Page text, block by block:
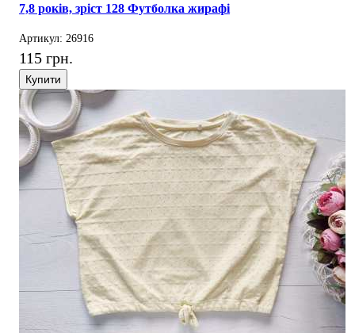
7,8 років, зріст 128 Футболка жирафі
Артикул: 26916
115 грн.
Купити